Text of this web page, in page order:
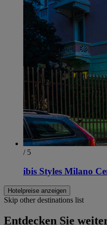
/ 5
ibis Styles Milano
Hotelpreise anzeigen
Skip other destinations list
Entdecken Sie